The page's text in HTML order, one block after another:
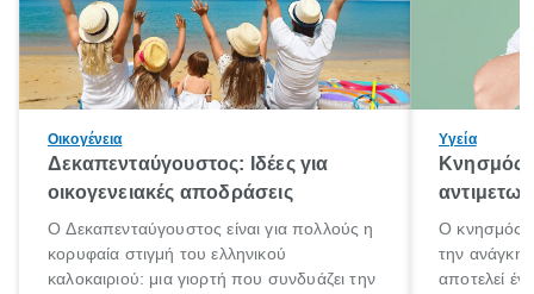
Οικογένεια
Δεκαπενταύγουστος: Ιδέες για
οικογενειακές αποδράσεις
Ο Δεκαπενταύγουστος είναι για πολλούς η
κορυφαία στιγμή του ελληνικού
καλοκαιριού: μια γιορτή που συνδυάζει την
Υγεία
Κνησμός:
Ο κνησμός
την ανάγκη
αποτελεί